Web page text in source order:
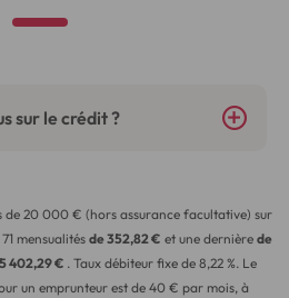
sur le crédit ?
de 20 000 € (hors assurance facultative) sur
71 mensualités de352,82€ et une dernière de
402,29€ . Taux débiteur fixe de 8,22 %. Le
un emprunteur est de 40 € par mois, à